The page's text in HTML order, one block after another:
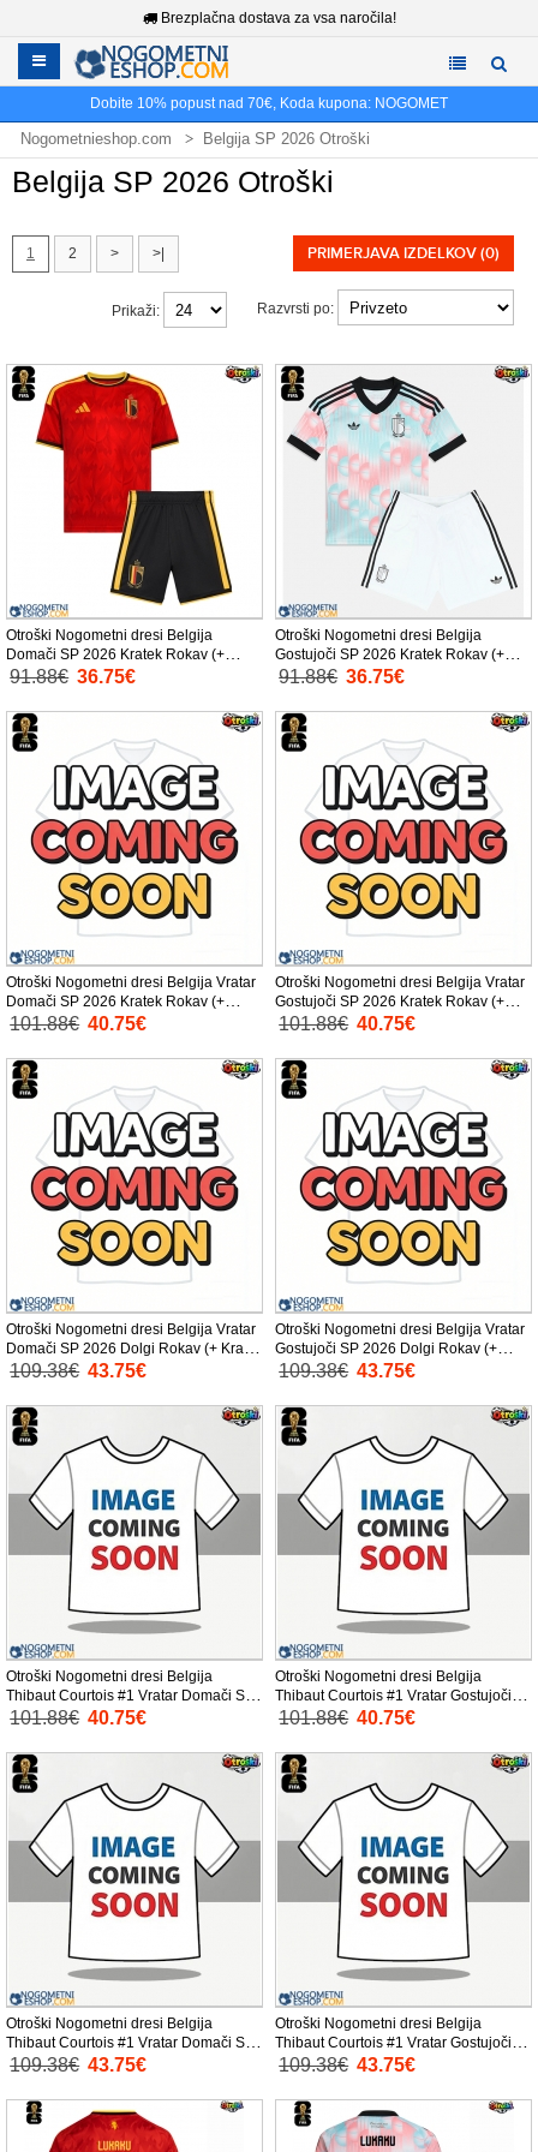
Brezplačna dostava za vsa naročila!
Dobite 10% popust nad 70€, Koda kupona: NOGOMET
Nogometnieshop.com Belgija SP 2026 Otroški
Belgija SP 2026 Otroški
1 2 > >| PRIMERJAVA IZDELKOV (0)
Razvrsti po:
Prikaži:
Otroški Nogometni dresi Belgija
Domači SP 2026 Kratek Rokav (+
Kratke hlače)
91.88€ 36.75€
Otroški Nogometni dresi Belgija
Gostujoči SP 2026 Kratek Rokav (+
Kratke hlače)
91.88€ 36.75€
Otroški Nogometni dresi Belgija Vratar
Domači SP 2026 Kratek Rokav (+
Kratke hlače)
101.88€ 40.75€
Otroški Nogometni dresi Belgija Vratar
Gostujoči SP 2026 Kratek Rokav (+
Kratke hlače)
101.88€ 40.75€
Otroški Nogometni dresi Belgija Vratar
Domači SP 2026 Dolgi Rokav (+ Kratke
hlače)
109.38€ 43.75€
Otroški Nogometni dresi Belgija Vratar
Gostujoči SP 2026 Dolgi Rokav (+
Kratke hlače)
109.38€ 43.75€
Otroški Nogometni dresi Belgija
Thibaut Courtois #1 Vratar Domači SP
2026 Kratek Rokav (+ Kratke hlače)
101.88€ 40.75€
Otroški Nogometni dresi Belgija
Thibaut Courtois #1 Vratar Gostujoči
SP 2026 Kratek Rokav (+ Kratke hlače)
101.88€ 40.75€
Otroški Nogometni dresi Belgija
Thibaut Courtois #1 Vratar Domači SP
2026 Dolgi Rokav (+ Kratke hlače)
109.38€ 43.75€
Otroški Nogometni dresi Belgija
Thibaut Courtois #1 Vratar Gostujoči
SP 2026 Dolgi Rokav (+ Kratke hlače)
109.38€ 43.75€